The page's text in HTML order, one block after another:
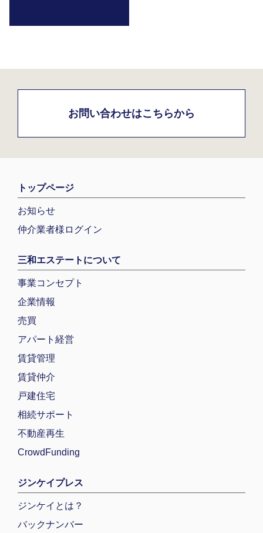
お問い合わせはこちらから
トップページ
お知らせ
仲介業者様ログイン
三和エステートについて
事業コンセプト
企業情報
売買
アパート経営
賃貸管理
賃貸仲介
戸建住宅
相続サポート
不動産再生
CrowdFunding
ジンケイプレス
ジンケイとは？
バックナンバー